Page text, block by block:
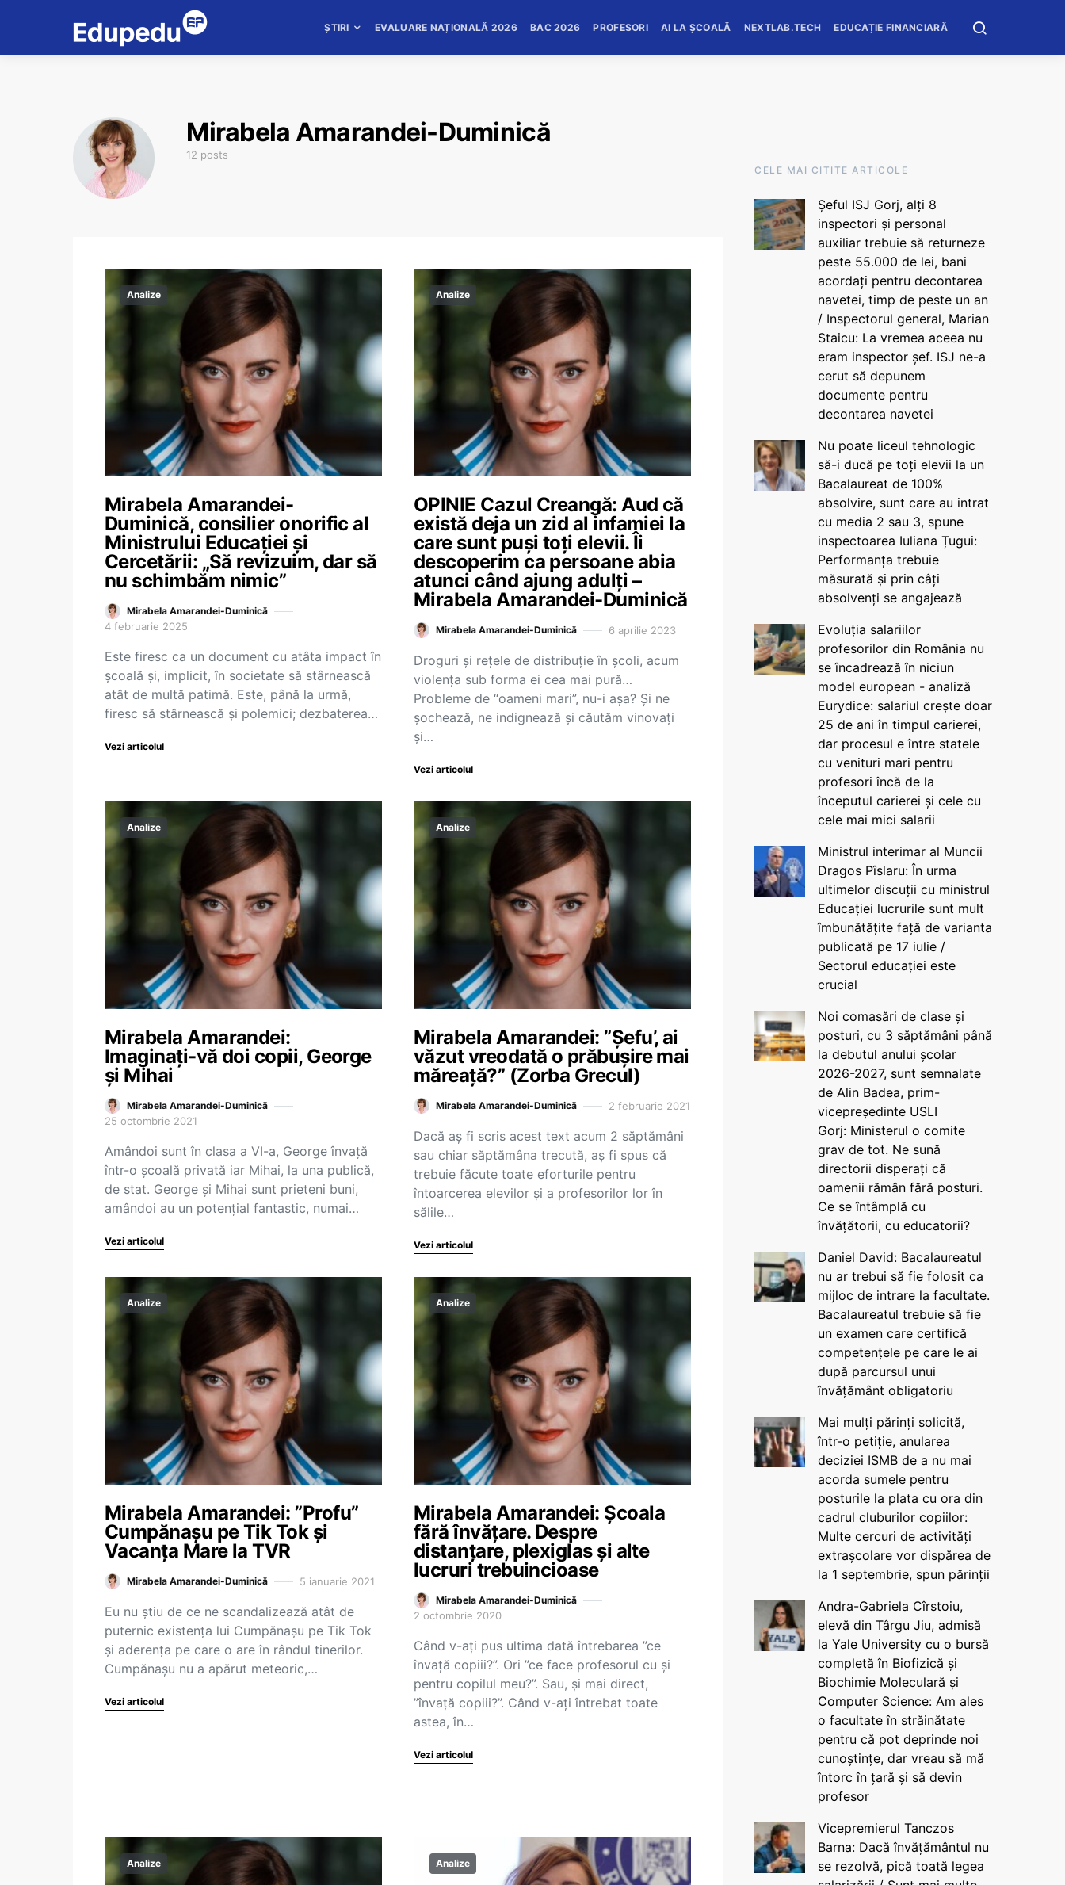
ȘTIRI EVALUARE NAȚIONALĂ 2026 BAC 2026 PROFESORI AI LA ȘCOALĂ NEXTLAB.TECH EDUCAȚIE FINANCIARĂ
Mirabela Amarandei-Duminică
12 posts
Analize
Mirabela Amarandei-
Duminică, consilier onorific al
Ministrului Educației și
Cercetării: „Să revizuim, dar să
nu schimbăm nimic”
Mirabela Amarandei-Duminică
4 februarie 2025
Este firesc ca un document cu atâta impact în
școală și, implicit, în societate să stârnească
atât de multă patimă. Este, până la urmă,
firesc să stârnească și polemici; dezbaterea…
Vezi articolul
Analize
OPINIE Cazul Creangă: Aud că
există deja un zid al infamiei la
care sunt puși toți elevii. Îi
descoperim ca persoane abia
atunci când ajung adulți –
Mirabela Amarandei-Duminică
Mirabela Amarandei-Duminică 6 aprilie 2023
Droguri și rețele de distribuție în școli, acum
violența sub forma ei cea mai pură…
Probleme de “oameni mari”, nu-i așa? Și ne
șochează, ne indignează și căutăm vinovați
și…
Vezi articolul
Analize
Mirabela Amarandei:
Imaginați-vă doi copii, George
și Mihai
Mirabela Amarandei-Duminică
25 octombrie 2021
Amândoi sunt în clasa a VI-a, George învață
într-o școală privată iar Mihai, la una publică,
de stat. George și Mihai sunt prieteni buni,
amândoi au un potențial fantastic, numai…
Vezi articolul
Analize
Mirabela Amarandei: ”Șefu’, ai
văzut vreodată o prăbușire mai
măreață?” (Zorba Grecul)
Mirabela Amarandei-Duminică 2 februarie 2021
Dacă aș fi scris acest text acum 2 săptămâni
sau chiar săptămâna trecută, aș fi spus că
trebuie făcute toate eforturile pentru
întoarcerea elevilor și a profesorilor lor în
sălile…
Vezi articolul
Analize
Mirabela Amarandei: ”Profu”
Cumpănașu pe Tik Tok și
Vacanța Mare la TVR
Mirabela Amarandei-Duminică 5 ianuarie 2021
Eu nu știu de ce ne scandalizează atât de
puternic existența lui Cumpănașu pe Tik Tok
și aderența pe care o are în rândul tinerilor.
Cumpănașu nu a apărut meteoric,…
Vezi articolul
Analize
Mirabela Amarandei: Școala
fără învățare. Despre
distanțare, plexiglas și alte
lucruri trebuincioase
Mirabela Amarandei-Duminică
2 octombrie 2020
Când v-ați pus ultima dată întrebarea ”ce
învață copiii?”. Ori ”ce face profesorul cu și
pentru copilul meu?”. Sau, și mai direct,
”învață copiii?”. Când v-ați întrebat toate
astea, în…
Vezi articolul
Analize Analize
CELE MAI CITITE ARTICOLE
Șeful ISJ Gorj, alți 8
inspectori și personal
auxiliar trebuie să returneze
peste 55.000 de lei, bani
acordați pentru decontarea
navetei, timp de peste un an
/ Inspectorul general, Marian
Staicu: La vremea aceea nu
eram inspector șef. ISJ ne-a
cerut să depunem
documente pentru
decontarea navetei
Nu poate liceul tehnologic
să-i ducă pe toți elevii la un
Bacalaureat de 100%
absolvire, sunt care au intrat
cu media 2 sau 3, spune
inspectoarea Iuliana Țugui:
Performanța trebuie
măsurată și prin câți
absolvenți se angajează
Evoluția salariilor
profesorilor din România nu
se încadrează în niciun
model european - analiză
Eurydice: salariul crește doar
25 de ani în timpul carierei,
dar procesul e între statele
cu venituri mari pentru
profesori încă de la
începutul carierei și cele cu
cele mai mici salarii
Ministrul interimar al Muncii
Dragos Pîslaru: În urma
ultimelor discuții cu ministrul
Educației lucrurile sunt mult
îmbunătățite față de varianta
publicată pe 17 iulie /
Sectorul educației este
crucial
Noi comasări de clase și
posturi, cu 3 săptămâni până
la debutul anului școlar
2026-2027, sunt semnalate
de Alin Badea, prim-
vicepreședinte USLI
Gorj: Ministerul o comite
grav de tot. Ne sună
directorii disperați că
oamenii rămân fără posturi.
Ce se întâmplă cu
învățătorii, cu educatorii?
Daniel David: Bacalaureatul
nu ar trebui să fie folosit ca
mijloc de intrare la facultate.
Bacalaureatul trebuie să fie
un examen care certifică
competențele pe care le ai
după parcursul unui
învățământ obligatoriu
Mai mulți părinți solicită,
într-o petiție, anularea
deciziei ISMB de a nu mai
acorda sumele pentru
posturile la plata cu ora din
cadrul cluburilor copiilor:
Multe cercuri de activități
extrașcolare vor dispărea de
la 1 septembrie, spun părinții
Andra-Gabriela Cîrstoiu,
elevă din Târgu Jiu, admisă
la Yale University cu o bursă
completă în Biofizică și
Biochimie Moleculară și
Computer Science: Am ales
o facultate în străinătate
pentru că pot deprinde noi
cunoștințe, dar vreau să mă
întorc în țară și să devin
profesor
Vicepremierul Tanczos
Barna: Dacă învățământul nu
se rezolvă, pică toată legea